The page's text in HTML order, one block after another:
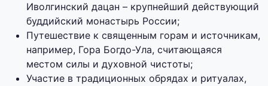
Иволгинский дацан – крупнейший действующий
буддийский монастырь России;
Путешествие к священным горам и источникам,
например, Гора Богдо-Ула, считающаяся
местом силы и духовной чистоты;
Участие в традиционных обрядах и ритуалах,